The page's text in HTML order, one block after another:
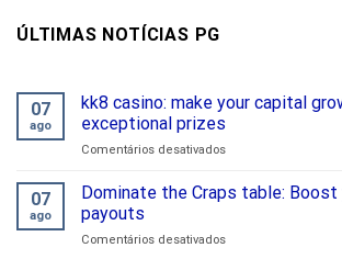
ÚLTIMAS NOTÍCIAS PG
07
ago
kk8 casino: make your capital
exceptional prizes
Comentários desativadosem
casino:
capital
07
ago
Dominate the Craps table: Boost
payouts
Comentários desativadosem